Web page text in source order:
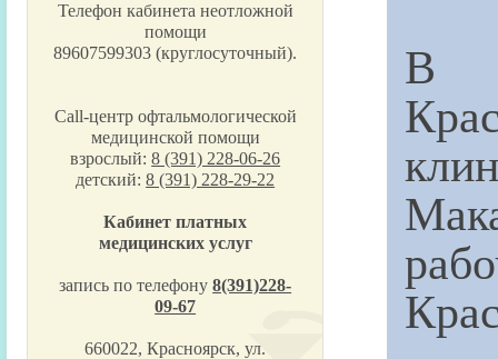
Телефон кабинета неотложной
помощи
89607599303 (круглосуточный).
Call-центр офтальмологической
медицинской помощи
взрослый:8 (391) 228-06-26
детский:8 (391) 228-29-22
Кабинет платных
медицинских услуг
запись по телефону8(391)228-
09-67
660022, Красноярск, ул.
В